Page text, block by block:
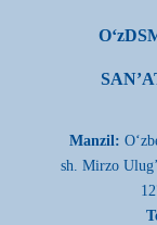
Manzil:
sh. Mirzo